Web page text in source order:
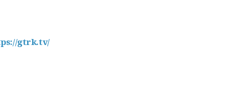
gtrk.tv/